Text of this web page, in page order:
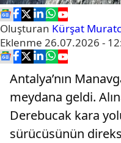
Oluşturan Kürşat
Eklenme 26.07.2026 -
Antalya’nın
meydana geldi.
Derebucak kara
sürücüsünün